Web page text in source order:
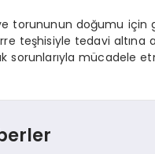
torununun doğumu için
teşhisiyle tedavi altına
sorunlarıyla mücadele